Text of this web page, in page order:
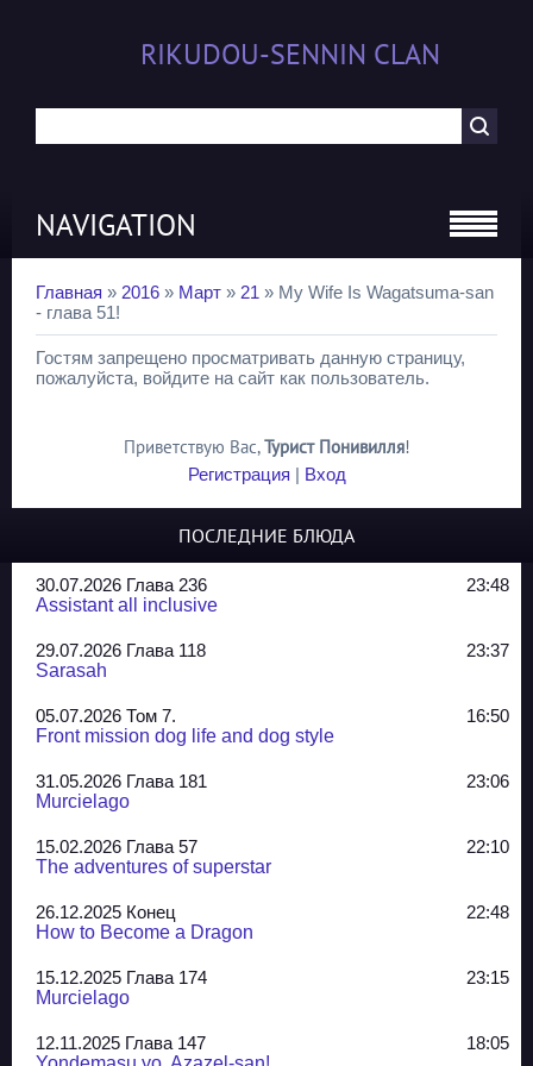
RIKUDOU-SENNIN CLAN
NAVIGATION
Главная » 2016 » Март » 21 » My Wife Is Wagatsuma-san
- глава 51!
Гостям запрещено просматривать данную страницу,
пожалуйста, войдите на сайт как пользователь.
Приветствую Вас,Турист Понивилля!
Регистрация | Вход
ПОСЛЕДНИЕ БЛЮДА
30.07.2026 Глава 236
23:48
Assistant all inclusive
29.07.2026 Глава 118
23:37
Sarasah
05.07.2026 Том 7.
16:50
Front mission dog life and dog style
31.05.2026 Глава 181
23:06
Murcielago
15.02.2026 Глава 57
22:10
The adventures of superstar
26.12.2025 Конец
22:48
How to Become a Dragon
15.12.2025 Глава 174
23:15
Murcielago
12.11.2025 Глава 147
18:05